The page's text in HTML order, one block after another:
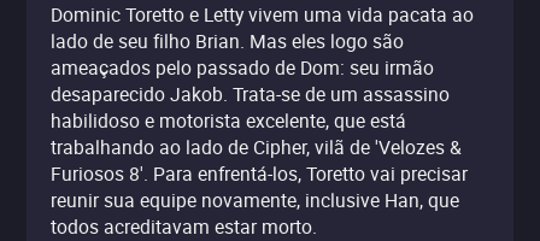
Dominic Toretto e Letty vivem uma vida pacata ao
lado de seu filho Brian. Mas eles logo são
ameaçados pelo passado de Dom: seu irmão
desaparecido Jakob. Trata-se de um assassino
habilidoso e motorista excelente, que está
trabalhando ao lado de Cipher, vilã de 'Velozes &
Furiosos 8'. Para enfrentá-los, Toretto vai precisar
reunir sua equipe novamente, inclusive Han, que
todos acreditavam estar morto.